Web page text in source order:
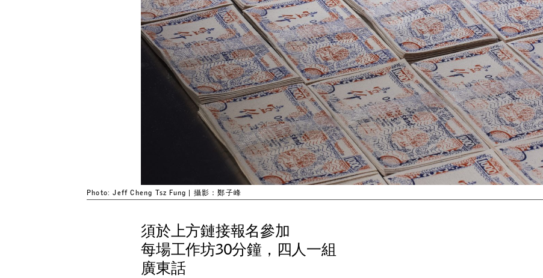
Photo: Jeff Cheng Tsz Fung | 攝影：鄭子峰
須於上方鏈接報名參加
每場工作坊30分鐘，四人一組
廣東話